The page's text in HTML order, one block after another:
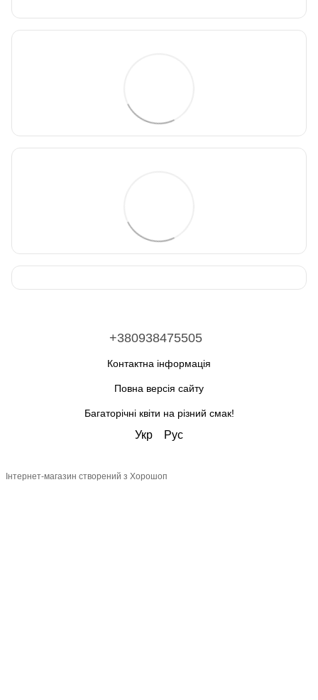
+380938475505
Контактна інформація
Повна версія сайту
Багаторічні квіти на різний смак!
Укр Рус
Інтернет-магазин створений з Хорошоп